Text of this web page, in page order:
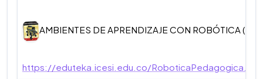
AMBIENTES DE APRENDIZAJE CON ROBÓTICA
https://eduteka.icesi.edu.co/RoboticaPedagogica.php